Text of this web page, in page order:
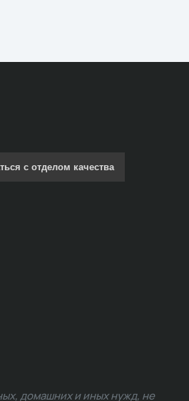
с отделом качества
домашних и иных нужд, не